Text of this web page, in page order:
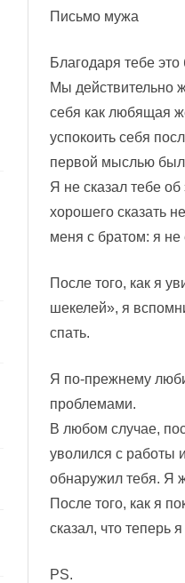
Письмо мужа
Благодаря тебе
Мы действительно
себя как любящая
успокоить себя
первой мыслью
Я не сказал тебе
хорошего сказать
меня с братом: я не
После того, как я
шекелей», я
спать.
Я по-прежнему
проблемами.
В любом случае,
уволился с работы
обнаружил тебя. Я
После того, как я
сказал, что теперь
PS.